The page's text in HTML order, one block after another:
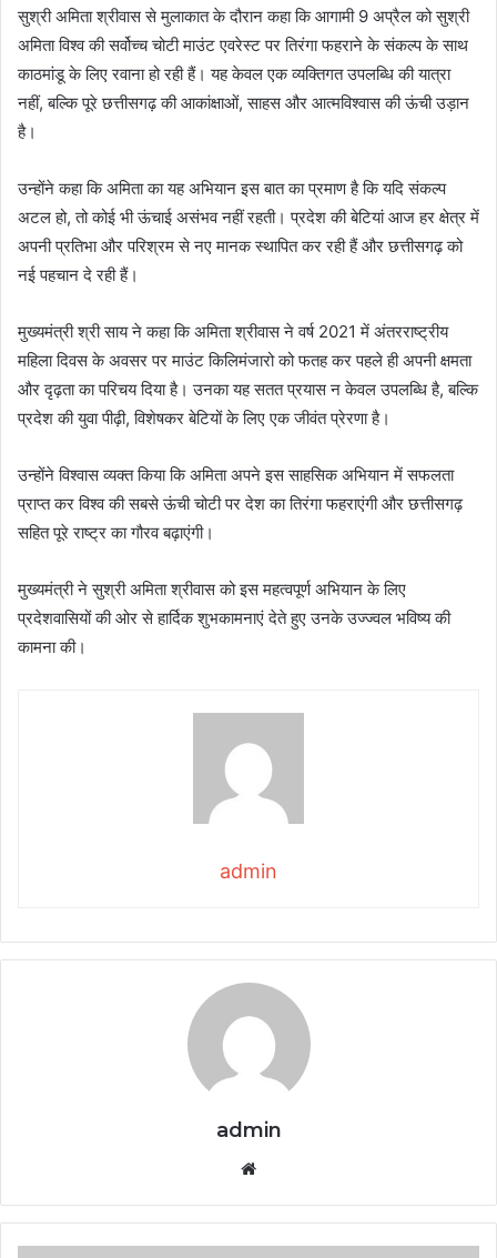
सुश्री अमिता श्रीवास से मुलाकात के दौरान कहा कि आगामी 9 अप्रैल को सुश्री
अमिता विश्व की सर्वोच्च चोटी माउंट एवरेस्ट पर तिरंगा फहराने के संकल्प के साथ
काठमांडू के लिए रवाना हो रही हैं। यह केवल एक व्यक्तिगत उपलब्धि की यात्रा
नहीं, बल्कि पूरे छत्तीसगढ़ की आकांक्षाओं, साहस और आत्मविश्वास की ऊंची उड़ान
है।
उन्होंने कहा कि अमिता का यह अभियान इस बात का प्रमाण है कि यदि संकल्प
अटल हो, तो कोई भी ऊंचाई असंभव नहीं रहती। प्रदेश की बेटियां आज हर क्षेत्र में
अपनी प्रतिभा और परिश्रम से नए मानक स्थापित कर रही हैं और छत्तीसगढ़ को
नई पहचान दे रही हैं।
मुख्यमंत्री श्री साय ने कहा कि अमिता श्रीवास ने वर्ष 2021 में अंतरराष्ट्रीय
महिला दिवस के अवसर पर माउंट किलिमंजारो को फतह कर पहले ही अपनी क्षमता
और दृढ़ता का परिचय दिया है। उनका यह सतत प्रयास न केवल उपलब्धि है, बल्कि
प्रदेश की युवा पीढ़ी, विशेषकर बेटियों के लिए एक जीवंत प्रेरणा है।
उन्होंने विश्वास व्यक्त किया कि अमिता अपने इस साहसिक अभियान में सफलता
प्राप्त कर विश्व की सबसे ऊंची चोटी पर देश का तिरंगा फहराएंगी और छत्तीसगढ़
सहित पूरे राष्ट्र का गौरव बढ़ाएंगी।
मुख्यमंत्री ने सुश्री अमिता श्रीवास को इस महत्वपूर्ण अभियान के लिए
प्रदेशवासियों की ओर से हार्दिक शुभकामनाएं देते हुए उनके उज्ज्वल भविष्य की
कामना की।
admin
admin